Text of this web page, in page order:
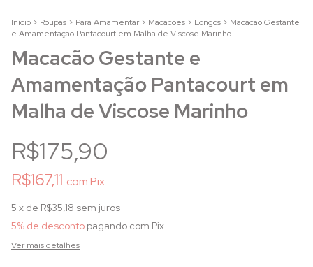
Início > Roupas > Para Amamentar > Macacões > Longos > Macacão Gestante
e Amamentação Pantacourt em Malha de Viscose Marinho
Macacão Gestante e
Amamentação Pantacourt em
Malha de Viscose Marinho
R$175,90
R$167,11 com Pix
5 x de R$35,18 sem juros
5% de desconto pagando com Pix
Ver mais detalhes